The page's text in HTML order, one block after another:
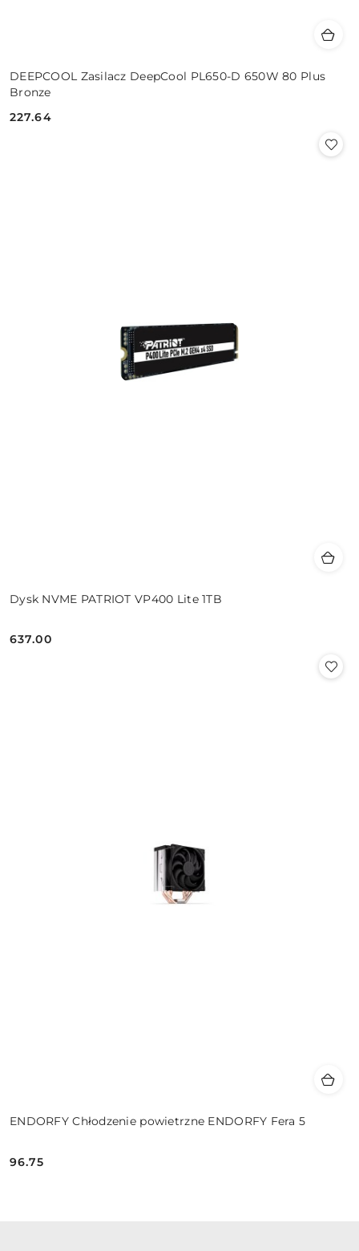
DEEPCOOL Zasilacz DeepCool PL650-D 650W 80 Plus
Bronze
Cena:
227.64
Dysk NVME PATRIOT VP400 Lite 1TB
Cena:
637.00
ENDORFY Chłodzenie powietrzne ENDORFY Fera 5
Cena:
96.75